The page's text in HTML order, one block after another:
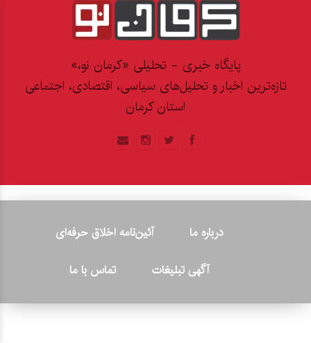
پایگاه خبری - تحلیلی «کرمان نو،»
تازه‌ترین اخبار و تحلیل‌های سیاسی، اقتصادی، اجتماعی
استان کرمان
درباره ما
آئین‌نامه اخلاق حرفه‌ای
آگهی تبلیغات
تماس با ما